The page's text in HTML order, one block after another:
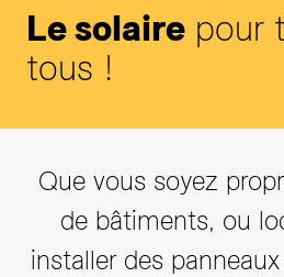
Le solaire pour
tous !
Que vous soyez
de bâtiments, ou
installer des